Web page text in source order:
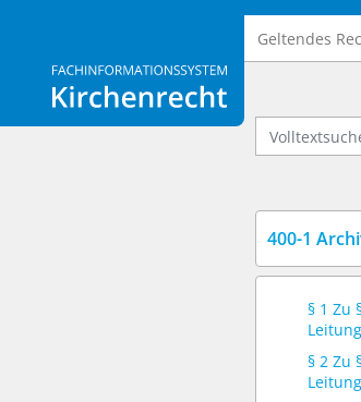
Logo Fachinformationssystem Kirchenrecht
Geltendes
Volltextsuche
400-1
§ 1 Zu
§ 2 Zu